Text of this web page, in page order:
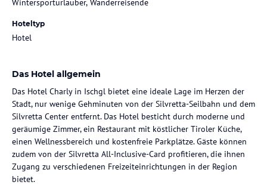
Wintersporturlauber, Wanderreisende
Hoteltyp
Hotel
Das Hotel allgemein
Das Hotel Charly in Ischgl bietet eine ideale Lage im Herzen der
Stadt, nur wenige Gehminuten von der Silvretta-Seilbahn und dem
Silvretta Center entfernt. Das Hotel besticht durch moderne und
geräumige Zimmer, ein Restaurant mit köstlicher Tiroler Küche,
einen Wellnessbereich und kostenfreie Parkplätze. Gäste können
zudem von der Silvretta All-Inclusive-Card profitieren, die ihnen
Zugang zu verschiedenen Freizeiteinrichtungen in der Region
bietet.